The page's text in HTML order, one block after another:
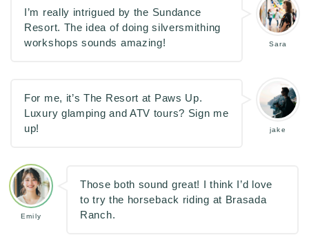
Sara
I’m really intrigued by the Sundance
Resort. The idea of doing silversmithing
workshops sounds amazing!
jake
For me, it’s The Resort at Paws Up.
Luxury glamping and ATV tours? Sign me
up!
Emily
Those both sound great! I think I’d love
to try the horseback riding at Brasada
Ranch.